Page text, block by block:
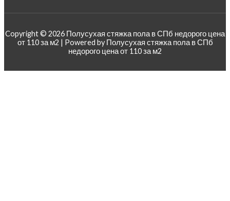
Copyright © 2026 Полусухая стяжка пола в СПб недорого цена
от 110 за м2 | Powered by Полусухая стяжка пола в СПб
недорого цена от 110 за м2